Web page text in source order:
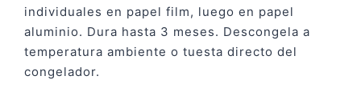
individuales en papel film, luego en papel
aluminio. Dura hasta 3 meses. Descongela a
temperatura ambiente o tuesta directo del
congelador.